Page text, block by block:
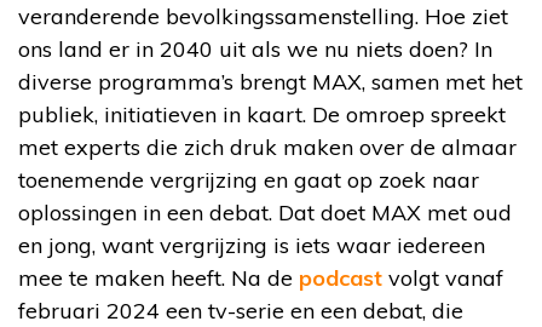
veranderende bevolkingssamenstelling. Hoe ziet
ons land er in 2040 uit als we nu niets doen? In
diverse programma’s brengt MAX, samen met het
publiek, initiatieven in kaart. De omroep spreekt
met experts die zich druk maken over de almaar
toenemende vergrijzing en gaat op zoek naar
oplossingen in een debat. Dat doet MAX met oud
en jong, want vergrijzing is iets waar iedereen
mee te maken heeft. Na de podcast volgt vanaf
februari 2024 een tv-serie en een debat, die